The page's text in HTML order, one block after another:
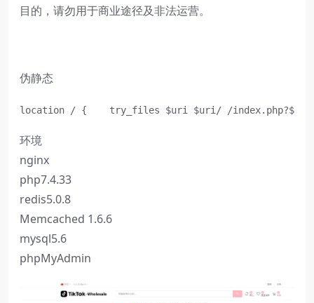
目的，请勿用于商业途径及非法运营。
伪静态
location / {    try_files $uri $uri/ /
环境
nginx
php7.4.33
redis5.0.8
Memcached 1.6.6
mysql5.6
phpMyAdmin